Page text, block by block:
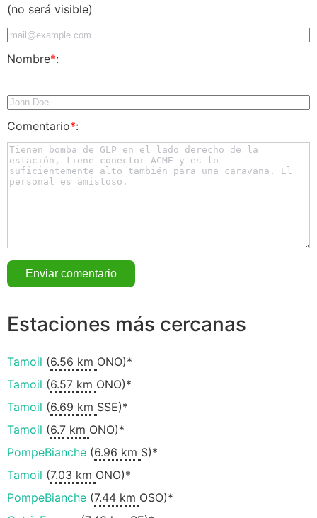
(no será visible)
Nombre*:
Comentario*:
Estaciones más cercanas
Tamoil (6.56 km ONO)*
Tamoil (6.57 km ONO)*
Tamoil (6.69 km SSE)*
Tamoil (6.7 km ONO)*
PompeBianche (6.96 km S)*
Tamoil (7.03 km ONO)*
PompeBianche (7.44 km OSO)*